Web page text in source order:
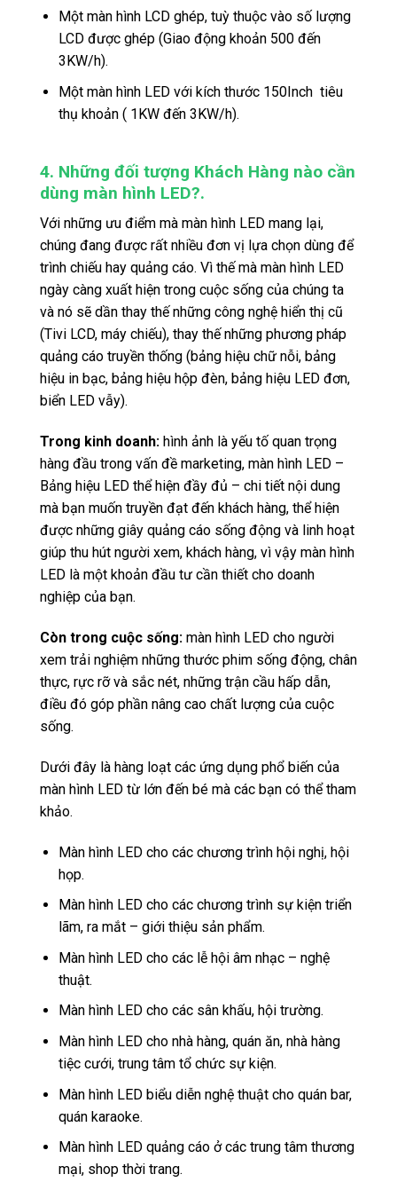
Một màn hình LCD ghép, tuỳ thuộc vào số lượng
LCD được ghép (Giao động khoản 500 đến
3KW/h).
Một màn hình LED với kích thước 150Inch tiêu
thụ khoản ( 1KW đến 3KW/h).
4. Những đối tượng Khách Hàng nào cần
dùng màn hình LED?.
Với những ưu điểm mà màn hình LED mang lại,
chúng đang được rất nhiều đơn vị lựa chọn dùng để
trình chiếu hay quảng cáo. Vì thế mà màn hình LED
ngày càng xuất hiện trong cuộc sống của chúng ta
và nó sẽ dần thay thế những công nghệ hiển thị cũ
(Tivi LCD, máy chiếu), thay thế những phương pháp
quảng cáo truyền thống (bảng hiệu chữ nỗi, bảng
hiệu in bạc, bảng hiệu hộp đèn, bảng hiệu LED đơn,
biển LED vẫy).
Trong kinh doanh: hình ảnh là yếu tố quan trọng
hàng đầu trong vấn đề marketing, màn hình LED –
Bảng hiệu LED thể hiện đầy đủ – chi tiết nội dung
mà bạn muốn truyền đạt đến khách hàng, thể hiện
được những giây quảng cáo sống động và linh hoạt
giúp thu hút người xem, khách hàng, vì vậy màn hình
LED là một khoản đầu tư cần thiết cho doanh
nghiệp của bạn.
Còn trong cuộc sống: màn hình LED cho người
xem trải nghiệm những thước phim sống động, chân
thực, rực rỡ và sắc nét, những trận cầu hấp dẫn,
điều đó góp phần nâng cao chất lượng của cuộc
sống.
Dưới đây là hàng loạt các ứng dụng phổ biến của
màn hình LED từ lớn đến bé mà các bạn có thể tham
khảo.
Màn hình LED cho các chương trình hội nghị, hội
họp.
Màn hình LED cho các chương trình sự kiện triển
lãm, ra mắt – giới thiệu sản phẩm.
Màn hình LED cho các lễ hội âm nhạc – nghệ
thuật.
Màn hình LED cho các sân khấu, hội trường.
Màn hình LED cho nhà hàng, quán ăn, nhà hàng
tiệc cưới, trung tâm tổ chức sự kiện.
Màn hình LED biểu diễn nghệ thuật cho quán bar,
quán karaoke.
Màn hình LED quảng cáo ở các trung tâm thương
mại, shop thời trang.